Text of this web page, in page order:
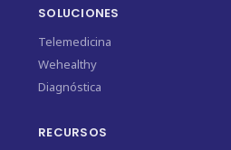
SOLUCIONES
Telemedicina
Wehealthy
Diagnóstica
RECURSOS